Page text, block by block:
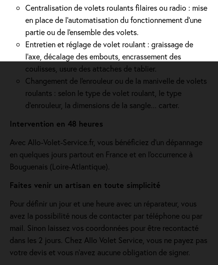
Centralisation de volets roulants filaires ou radio : mise
en place de l'automatisation du fonctionnement d’une
partie ou de l'ensemble des volets.
Entretien et réglage de volet roulant : graissage de
l’axe, décalage des embouts, encrassement des
coulisses, usure des attaches de tablier.
Changement de l'enrouleur ou de la manivelle de volets
roulants : selon le type de volet roulant, le type
d’enrouleur, la dimensions de la sangle... carter.
Intervention en 48 heures
Avec Allo-Volet-Service.fr, vous bénéficiez d'un dépannage
en quelques jours partout en France et en l'occurrence à
Bouguenais (Loire-Atlantique).
Faites venir un artisan en toute simplicité
Pour définir un jour et une heure avec un réparateur, vous
avez la possibilité nous de contacter par téléphone ou par
mail. Sinon laissez vos coordonnées pour être recontacté
dans les 2 jours. Chez Allo Volet Service, vous ne payez pas
votre devis et vous n'avez aucune obligation de signer.